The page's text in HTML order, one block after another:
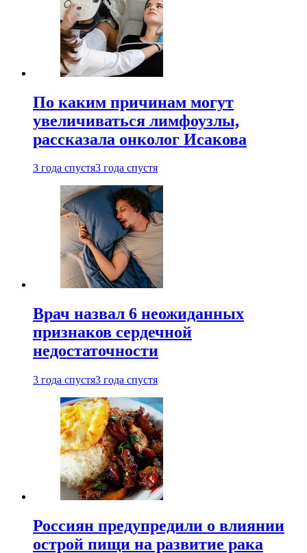
По каким причинам могут
увеличиваться лимфоузлы,
рассказала онколог Исакова
3 года спустя3 года спустя
Врач назвал 6 неожиданных
признаков сердечной
недостаточности
3 года спустя3 года спустя
Россиян предупредили о влиянии
острой пищи на развитие рака